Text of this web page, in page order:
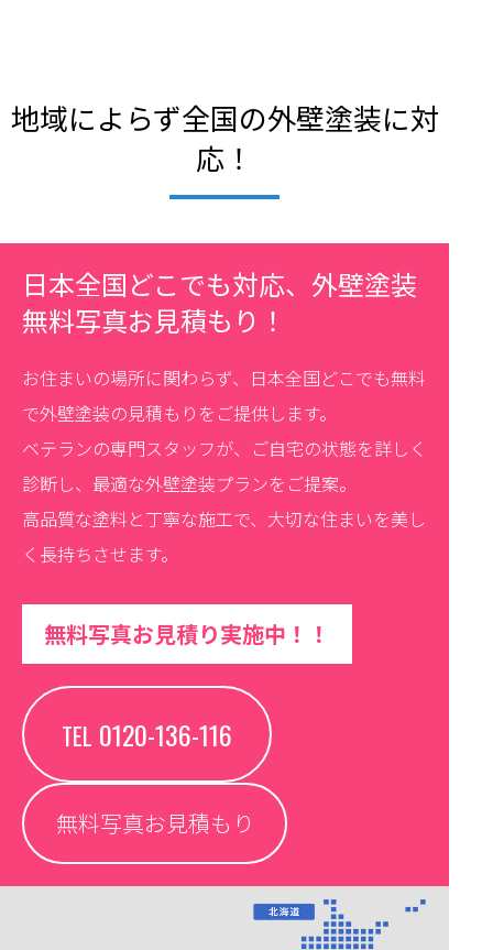
地域によらず全国の外壁塗装に対
応！
日本全国どこでも対応、外壁塗装
無料写真お見積もり！
お住まいの場所に関わらず、日本全国どこでも無料
で外壁塗装の見積もりをご提供します。
ベテランの専門スタッフが、ご自宅の状態を詳しく
診断し、最適な外壁塗装プランをご提案。
高品質な塗料と丁寧な施工で、大切な住まいを美し
く長持ちさせます。
無料写真お見積り実施中！！
TEL 0120-136-116
無料写真お見積もり